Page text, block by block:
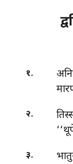
१.
२.
३.